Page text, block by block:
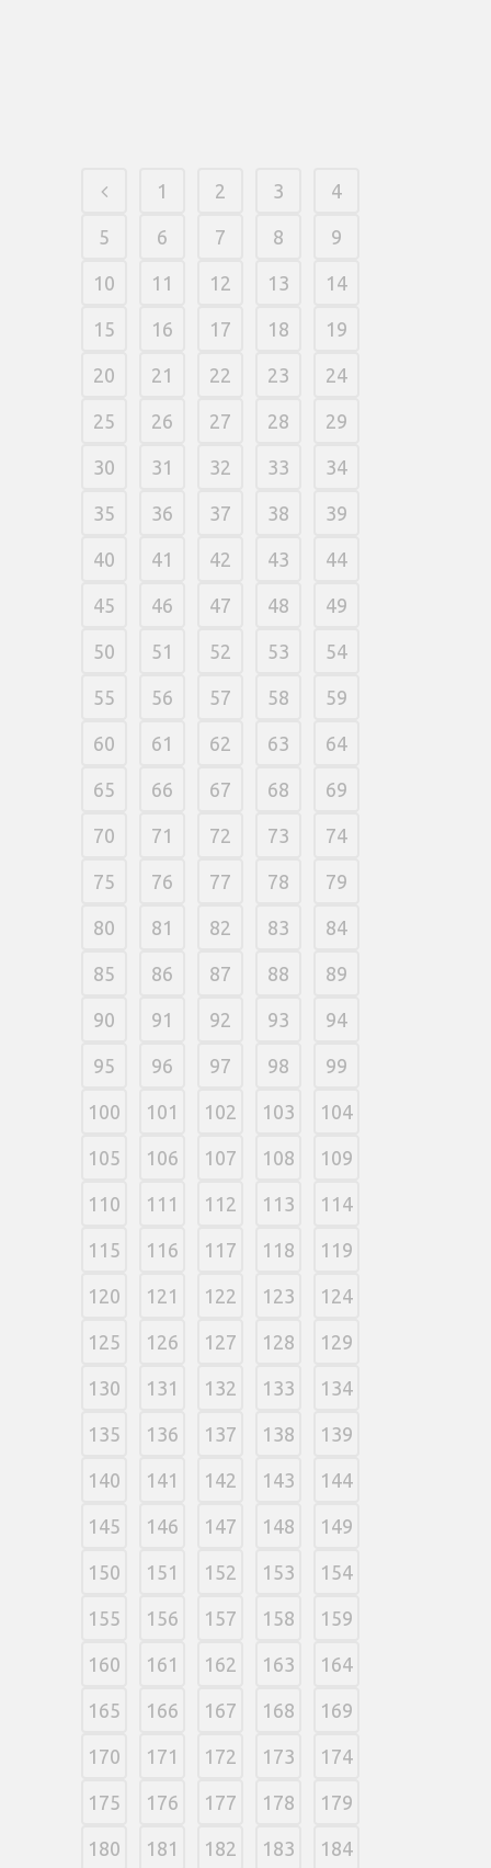
1 2 3 4
5 6 7 8 9
10 11 12 13 14
15 16 17 18 19
20 21 22 23 24
25 26 27 28 29
30 31 32 33 34
35 36 37 38 39
40 41 42 43 44
45 46 47 48 49
50 51 52 53 54
55 56 57 58 59
60 61 62 63 64
65 66 67 68 69
70 71 72 73 74
75 76 77 78 79
80 81 82 83 84
85 86 87 88 89
90 91 92 93 94
95 96 97 98 99
100 101 102 103 104
105 106 107 108 109
110 111 112 113 114
115 116 117 118 119
120 121 122 123 124
125 126 127 128 129
130 131 132 133 134
135 136 137 138 139
140 141 142 143 144
145 146 147 148 149
150 151 152 153 154
155 156 157 158 159
160 161 162 163 164
165 166 167 168 169
170 171 172 173 174
175 176 177 178 179
180 181 182 183 184